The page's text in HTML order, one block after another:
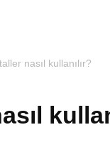
nasıl kullanılır?